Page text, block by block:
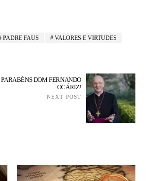
PADRE FAUS
VALORES E VIRTUDES
PARABÉNS DOM FERNANDO
OCÁRIZ!
NEXT POST